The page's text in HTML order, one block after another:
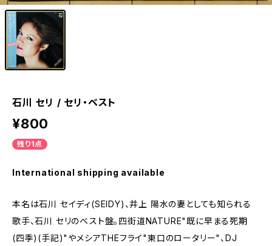
石川 セリ / セリ・ベスト
¥800
残り1点
International shipping available
本名は石川 セイディ(SEIDY)、井上 陽水の妻としても知られる
歌手、石川 セリのベスト盤。四街道NATURE"既に早まる死期
(四季)(手記)"やメシアTHEフライ"東口のロータリー"、DJ